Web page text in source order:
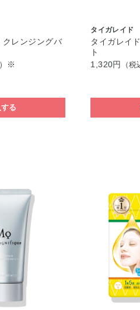
クレンジングバ
※
る
タイガレイド
タイガレイ
ト
1,320円
（